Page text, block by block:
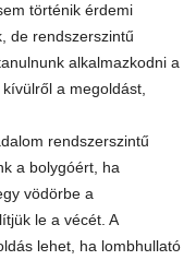
történik érdemi
de rendszerszintű
alkalmazkodni a
a megoldást,
rendszerszintű
a bolygóért, ha
vödörbe a
le a vécét. A
lehet, ha lombhullató